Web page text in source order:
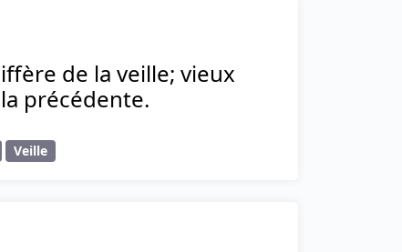
de la veille; vieux
précédente.
Veille